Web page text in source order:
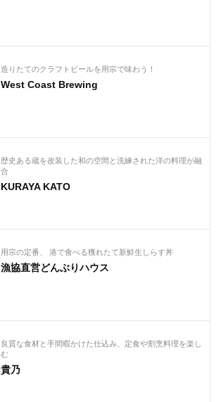
造りたてのクラフトビールを用宗で味わう！
West Coast Brewing
歴史ある蔵を改装した和の空間と洗練された洋の料理が融
合
KURAYA KATO
用宗の定番、 港で食べる獲れたて新鮮生しらす丼
漁協直営どんぶりハウス
良質な食材と手間暇かけた仕込み、定食や割烹料理を楽し
む
貴乃